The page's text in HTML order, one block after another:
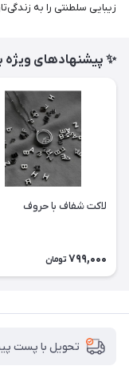
زیبایی سلطنتی را به
✨ پیشنهادهای ویژه
لاکت شفاف با حروف
799,000 تومان
تحویل با پست